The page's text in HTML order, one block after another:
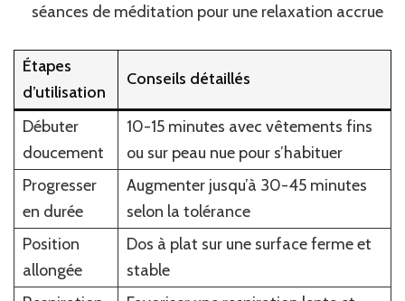
séances de méditation pour une relaxation accrue
Étapes
d’utilisation
Conseils détaillés
Débuter
doucement
10-15 minutes avec vêtements fins
ou sur peau nue pour s’habituer
Progresser
en durée
Augmenter jusqu’à 30-45 minutes
selon la tolérance
Position
allongée
Dos à plat sur une surface ferme et
stable